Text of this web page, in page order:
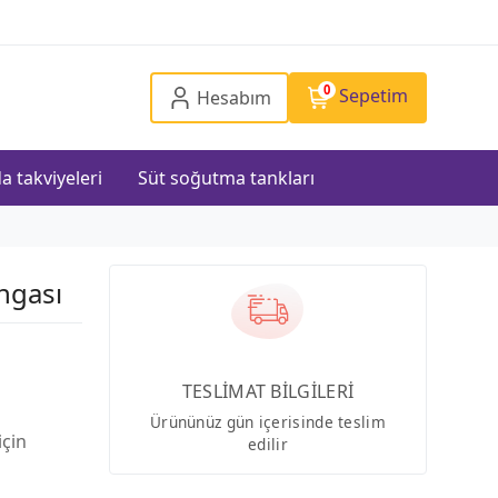
Hesabım 0 Sepetim
takviyeleri Süt soğutma tankları
TESLİMAT BİLGİLERİ
Ürününüz gün içerisinde teslim
edilir